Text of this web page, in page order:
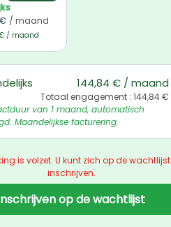
/ maand
/ maand
144,84 € / maand
Totaal engagement : 144,84 €
van 1 maand, automatisch
Maandelijkse facturering.
is volzet. U kunt zich op de wachtlijst
inschrijven.
op de wachtlijst